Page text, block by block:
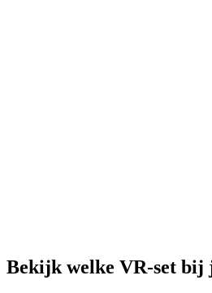
Bekijk welke VR-set bij